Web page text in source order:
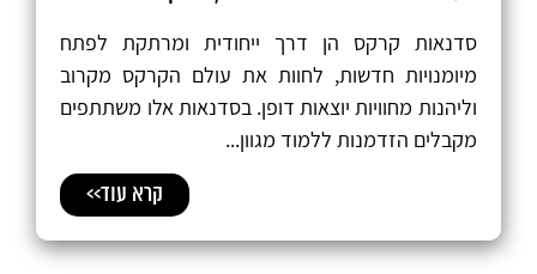
סדנאות קרקס הן דרך ייחודית ומרתקת לפתח
מיומנויות חדשות, לחוות את עולם הקרקס מקרוב
וליהנות מחוויות יוצאות דופן. בסדנאות אלו משתתפים
מקבלים הזדמנות ללמוד מגוון...
קרא עוד>>